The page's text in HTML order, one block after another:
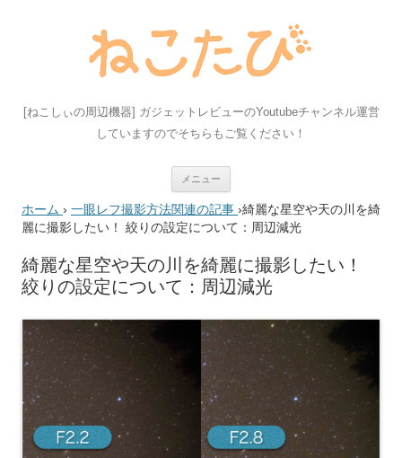
[ねこしぃの周辺機器] ガジェットレビューのYoutubeチャンネル運営
していますのでそちらもご覧ください！
メニュー
ン
ツ
へ
キ
ッ
プ
ホーム › 一眼レフ撮影方法関連の記事 ›綺麗な星空や天の川を綺
麗に撮影したい！ 絞りの設定について：周辺減光
綺麗な星空や天の川を綺麗に撮影したい！
絞りの設定について：周辺減光